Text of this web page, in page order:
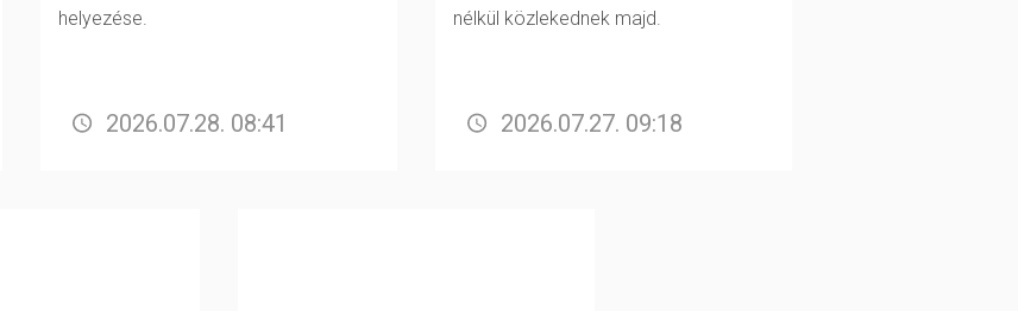
helyezése.
2026.07.28. 08:41
nélkül közlekednek majd.
2026.07.27. 09:18